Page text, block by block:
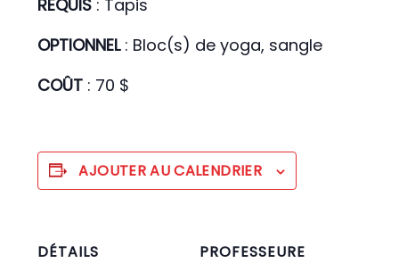
REQUIS : Tapis
OPTIONNEL: Bloc(s) de yoga, sangle
COÛT : 70 $
AJOUTER AU CALENDRIER
DÉTAILS
PROFESSEURE